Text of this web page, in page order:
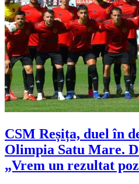
CSM Reșița, duel în
Olimpia Satu Mare.
„Vrem un rezultat